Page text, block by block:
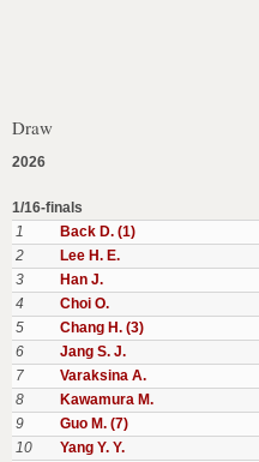
Draw
2026
1/16-finals
1
Back D. (1)
2
Lee H. E.
3
Han J.
4
Choi O.
5
Chang H. (3)
6
Jang S. J.
7
Varaksina A.
8
Kawamura M.
9
Guo M. (7)
10
Yang Y. Y.